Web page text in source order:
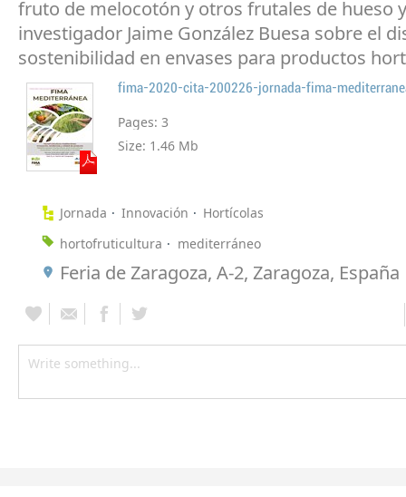
fruto de melocotón y otros frutales de hueso
investigador Jaime González Buesa sobre el
sostenibilidad en envases para productos
fima-2020-cita-200226-jornada-fima-
Pages: 3
Size: 1.46 Mb
Jornada Innovación
Hortícolas
hortofruticultura
mediterráneo
Feria de Zaragoza, A-2, Zaragoza, España